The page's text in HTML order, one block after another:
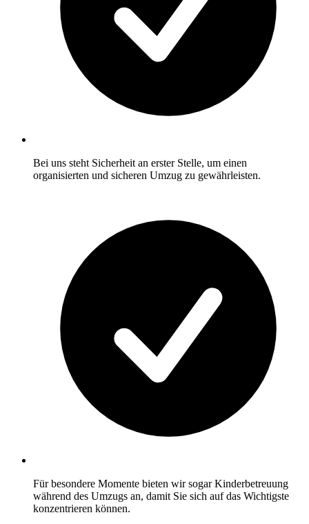
Bei uns steht Sicherheit an erster Stelle, um einen
organisierten und sicheren Umzug zu gewährleisten.
Für besondere Momente bieten wir sogar Kinderbetreuung
während des Umzugs an, damit Sie sich auf das Wichtigste
konzentrieren können.